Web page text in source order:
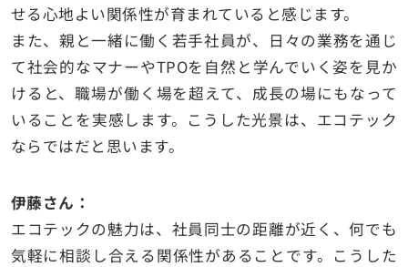
せる心地よい関係性が育まれていると感じます。
また、親と一緒に働く若手社員が、日々の業務を通じ
て社会的なマナーやTPOを自然と学んでいく姿を見か
けると、職場が働く場を超えて、成長の場にもなって
いることを実感します。こうした光景は、エコテック
ならではだと思います。
伊藤さん：
エコテックの魅力は、社員同士の距離が近く、何でも
気軽に相談し合える関係性があることです。こうした